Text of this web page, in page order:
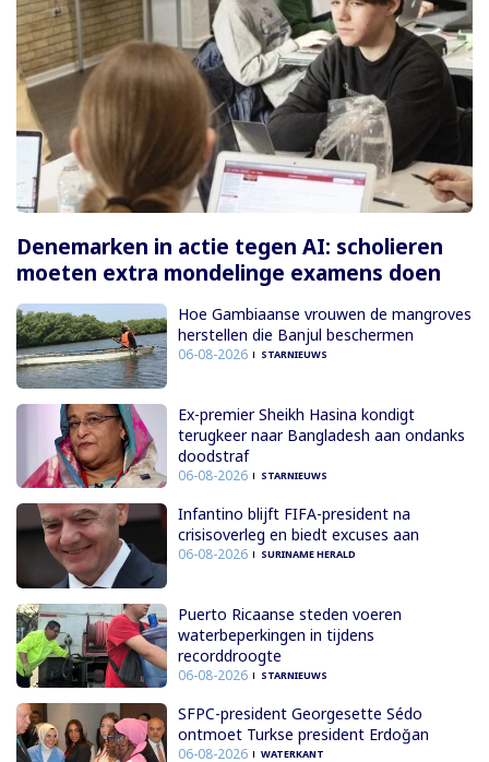
Denemarken in actie tegen AI: scholieren
moeten extra mondelinge examens doen
Hoe Gambiaanse vrouwen de mangroves
herstellen die Banjul beschermen
06-08-2026 STARNIEUWS
Ex-premier Sheikh Hasina kondigt
terugkeer naar Bangladesh aan ondanks
doodstraf
06-08-2026 STARNIEUWS
Infantino blijft FIFA-president na
crisisoverleg en biedt excuses aan
06-08-2026 SURINAME HERALD
Puerto Ricaanse steden voeren
waterbeperkingen in tijdens
recorddroogte
06-08-2026 STARNIEUWS
SFPC-president Georgesette Sédo
ontmoet Turkse president Erdoğan
06-08-2026 WATERKANT